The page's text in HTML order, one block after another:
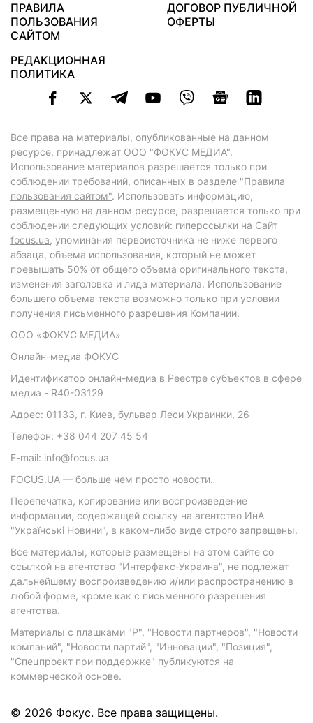
ПРАВИЛА
ПОЛЬЗОВАНИЯ
САЙТОМ
ДОГОВОР ПУБЛИЧНОЙ
ОФЕРТЫ
РЕДАКЦИОННАЯ
ПОЛИТИКА
Все права на материалы, опубликованные на данном
ресурсе, принадлежат ООО "ФОКУС МЕДИА".
Использование материалов разрешается только при
соблюдении требований, описанных в разделе "Правила
пользования сайтом". Использовать информацию,
размещенную на данном ресурсе, разрешается только при
соблюдении следующих условий: гиперссылки на Сайт
focus.ua, упоминания первоисточника не ниже первого
абзаца, объема использования, который не может
превышать 50% от общего объема оригинального текста,
изменения заголовка и лида материала. Использование
большего объема текста возможно только при условии
получения письменного разрешения Компании.
ООО «ФОКУС МЕДИА»
Онлайн-медиа ФОКУС
Идентификатор онлайн-медиа в Реестре субъектов в сфере
медиа - R40-03129
Адрес: 01133, г. Киев, бульвар Леси Украинки, 26
Телефон: +38 044 207 45 54
E-mail: info@focus.ua
FOCUS.UA — больше чем просто новости.
Перепечатка, копирование или воспроизведение
информации, содержащей ссылку на агентство ИнА
"Українські Новини", в каком-либо виде строго запрещены.
Все материалы, которые размещены на этом сайте со
ссылкой на агентство "Интерфакс-Украина", не подлежат
дальнейшему воспроизведению и/или распространению в
любой форме, кроме как с письменного разрешения
агентства.
Материалы с плашками "Р", "Новости партнеров", "Новости
компаний", "Новости партий", "Инновации", "Позиция",
"Спецпроект при поддержке" публикуются на
коммерческой основе.
© 2026 Фокус. Все права защищены.